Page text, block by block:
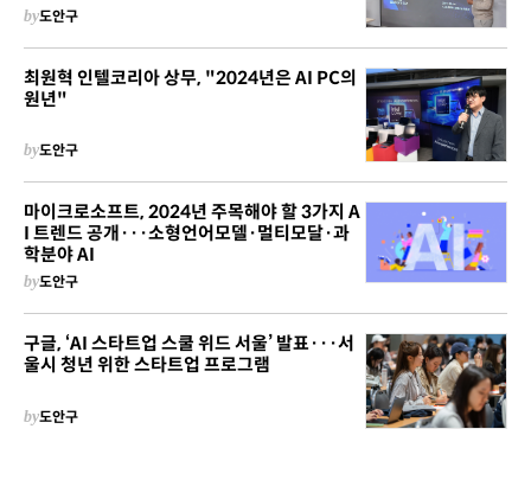
by도안구
최원혁 인텔코리아 상무, "2024년은 AI PC의
원년"
by도안구
마이크로소프트, 2024년 주목해야 할 3가지 A
I 트렌드 공개···소형언어모델·멀티모달·과
학분야 AI
by도안구
구글, ‘AI 스타트업 스쿨 위드 서울’ 발표···서
울시 청년 위한 스타트업 프로그램
by도안구